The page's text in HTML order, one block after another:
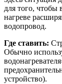
для того, чтобы
нагреве
водопровод.
Где ставить:
Обычно
устройство).